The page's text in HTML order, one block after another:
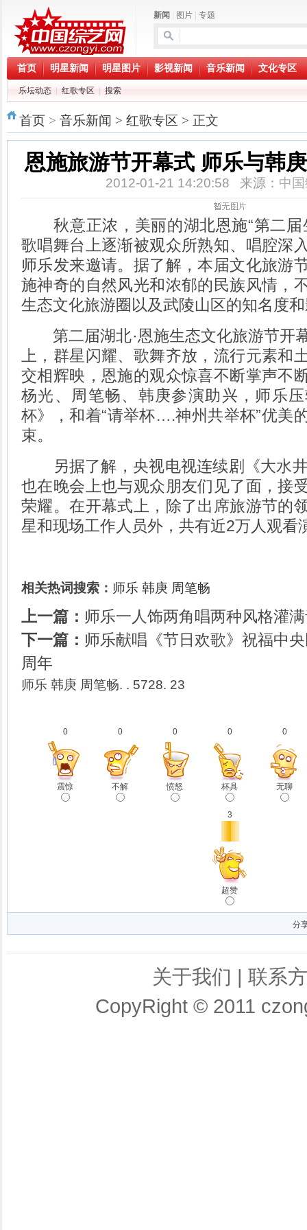
新闻 图片 专题
首页 明星新闻 明星图片 影视新闻 音乐新闻 文化专区
乐坛动态 红歌专区 搜索
首页 > 音乐新闻 > 红歌专区 > 正文
恩施旅游节开幕式 师乐与韩
2012-01-21 14:20:58 来源： 中
秋意正浓，美丽的湖北恩施“第二届
歌唱舞台上逐渐被观众所熟知、唱腔深
师乐发来邀请。据了解，本届文化旅游
施神奇的自然风光和浓郁的民族风情，
生态文化旅游圈以及武陵山区的知名度
第二届湖北·恩施生态文化旅游节开
上，群星闪耀、歌舞齐放，流行元素和
交相辉映，恩施的观众惊喜不断掌声不
杨光、周笔畅、韩庚参演助兴，师乐
杯》，和着“请举杯….神州共举杯”优美
束。
另据了解，央视电视连续剧《大水
也在晚会上也与观众朋友们见了面，接
荣耀。在开幕式上，除了出席旅游节的
星和现场工作人员外，共有近2万人观看
相关热词搜索： 师乐 韩庚 周笔畅
上一篇： 师乐一人饰两角唱两种风格灌
下一篇： 师乐献唱《节日欢歌》祝福中
周年
师乐 韩庚 周笔畅. . 5728. 23
0
震惊
0
不解
0
愤怒
0
杯具
0
无聊
3
超赞
分
关于我们 | 联系
CopyRight © 2011